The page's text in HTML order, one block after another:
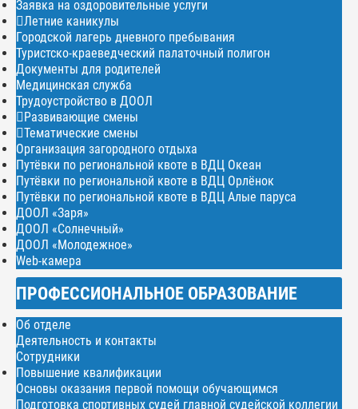
Заявка на оздоровительные услуги
Летние каникулы
Городской лагерь дневного пребывания
Туристско-краеведческий палаточный полигон
Документы для родителей
Медицинская служба
Трудоустройство в ДООЛ
Развивающие смены
Тематические смены
Организация загородного отдыха
Путёвки по региональной квоте в ВДЦ Океан
Путёвки по региональной квоте в ВДЦ Орлёнок
Путёвки по региональной квоте в ВДЦ Алые паруса
ДООЛ «Заря»
ДООЛ «Солнечный»
ДООЛ «Молодежное»
Web-камера
ПРОФЕССИОНАЛЬНОЕ ОБРАЗОВАНИЕ
Об отделе
Деятельность и контакты
Сотрудники
Повышение квалификации
Основы оказания первой помощи обучающимся
Подготовка спортивных судей главной судейской коллегии